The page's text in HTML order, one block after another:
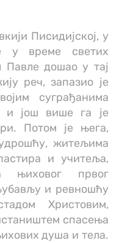
Писидијској, у
у време светих
Павле дошао у тај
реч, запазио је
суграђанима
и још више га је
Потом је њега,
житељима
и учитеља,
њиховог првог
и ревношћу
Христовим,
спасења
душа и тела.